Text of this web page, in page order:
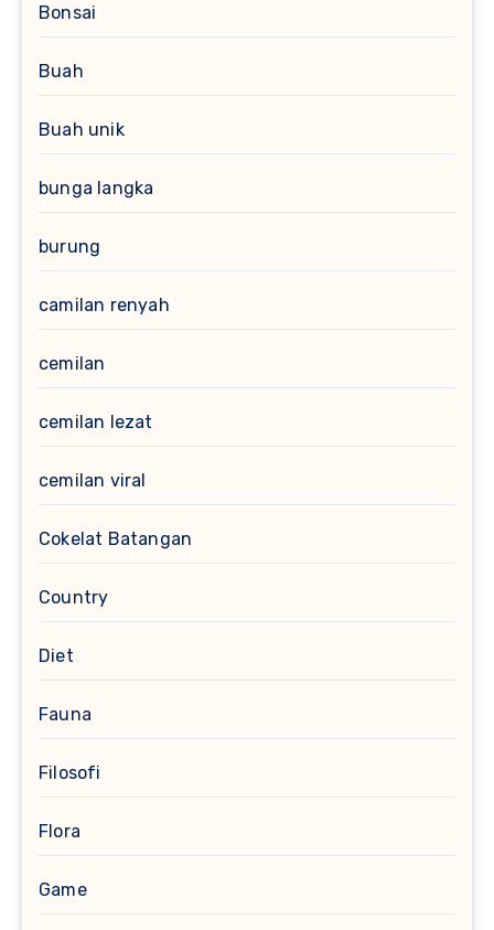
Bonsai
Buah
Buah unik
bunga langka
burung
camilan renyah
cemilan
cemilan lezat
cemilan viral
Cokelat Batangan
Country
Diet
Fauna
Filosofi
Flora
Game